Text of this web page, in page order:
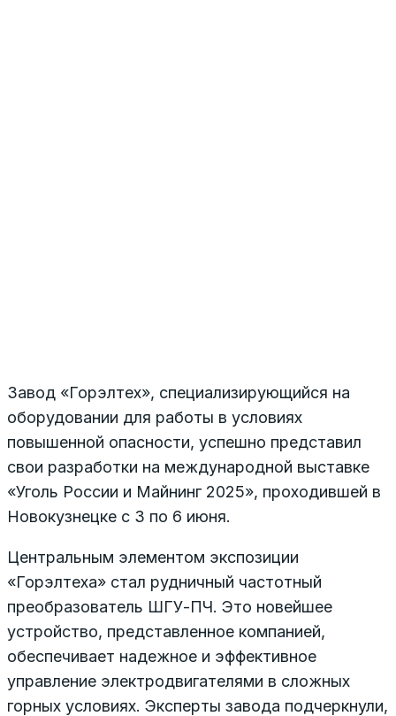
Завод «Горэлтех», специализирующийся на
оборудовании для работы в условиях
повышенной опасности, успешно представил
свои разработки на международной выставке
«Уголь России и Майнинг 2025», проходившей в
Новокузнецке с 3 по 6 июня.
Центральным элементом экспозиции
«Горэлтеха» стал рудничный частотный
преобразователь ШГУ-ПЧ. Это новейшее
устройство, представленное компанией,
обеспечивает надежное и эффективное
управление электродвигателями в сложных
горных условиях. Эксперты завода подчеркнули,